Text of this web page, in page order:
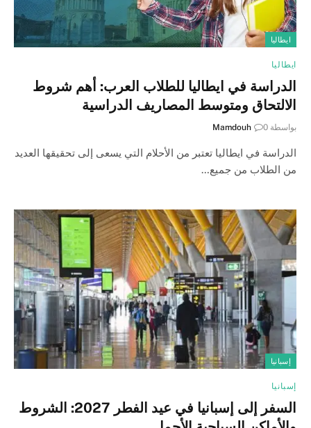
ايطاليا
ايطاليا
الدراسة في ايطاليا للطلاب العرب: أهم شروط
الالتحاق ومتوسط المصاريف الدراسية
بواسطة Mamdouh 0
الدراسة في ايطاليا تعتبر من الأحلام التي يسعى إلى تحقيقها العديد
من الطلاب من جميع…
إسبانيا
إسبانيا
السفر إلى إسبانيا في عيد الفطر 2027: الشروط